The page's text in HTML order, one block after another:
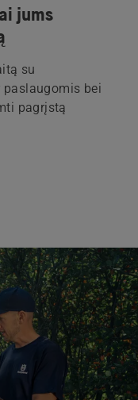
jums
su
bei
pagrįstą